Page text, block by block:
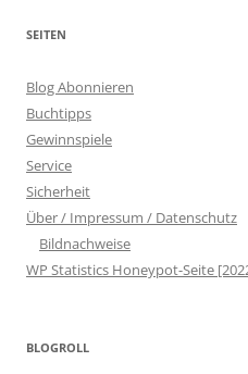
SEITEN
Blog Abonnieren
Buchtipps
Gewinnspiele
Service
Sicherheit
Über / Impressum / Datenschutz
Bildnachweise
WP Statistics Honeypot-Seite
BLOGROLL